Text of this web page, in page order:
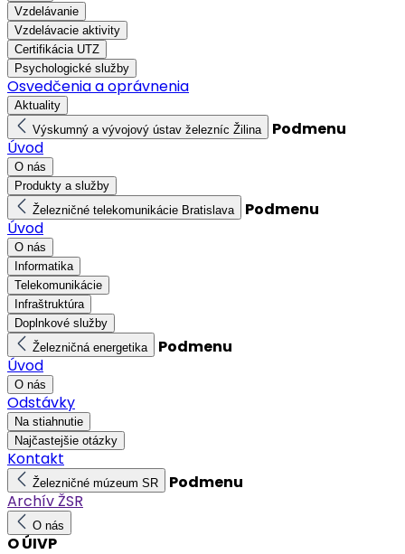
Vzdelávanie
Vzdelávacie aktivity
Certifikácia UTZ
Psychologické služby
Osvedčenia a oprávnenia
Aktuality
Výskumný a vývojový ústav železníc Žilina
Podmenu
Úvod
O nás
Produkty a služby
Železničné telekomunikácie Bratislava
Podmenu
Úvod
O nás
Informatika
Telekomunikácie
Infraštruktúra
Doplnkové služby
Železničná energetika
Podmenu
Úvod
O nás
Odstávky
Na stiahnutie
Najčastejšie otázky
Kontakt
Železničné múzeum SR
Podmenu
Archív ŽSR
O nás
O ÚIVP